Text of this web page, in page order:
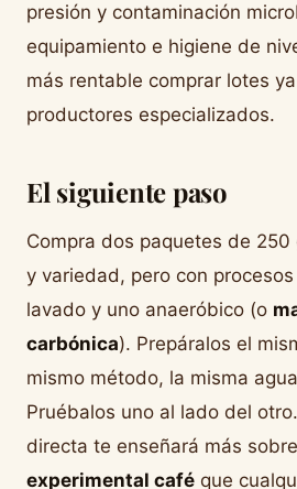
presión y contaminación
equipamiento e higiene de
más rentable comprar lotes
productores especializados.
El siguiente paso
Compra dos paquetes de
y variedad, pero con
lavado y uno anaeróbico (o
carbónica). Prepáralos el
mismo método, la misma
Pruébalos uno al lado del
directa te enseñará más sobre
experimental café que